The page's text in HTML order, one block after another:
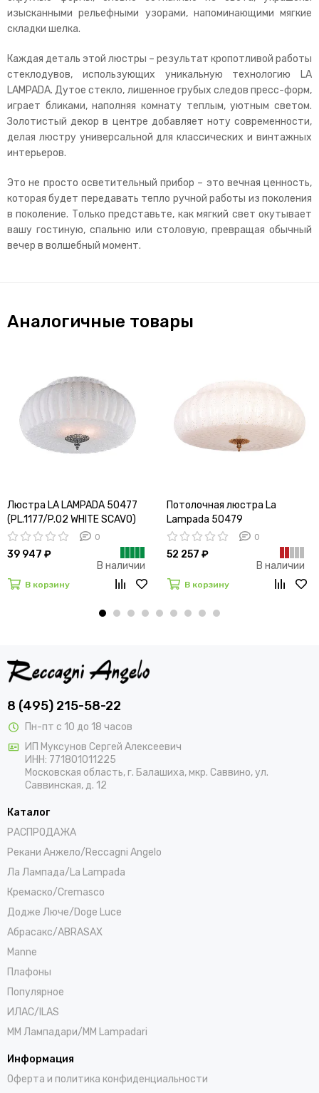
изысканными рельефными узорами, напоминающими мягкие
складки шелка.
Каждая деталь этой люстры – результат кропотливой работы
стеклодувов, использующих уникальную технологию LA
LAMPADA. Дутое стекло, лишенное грубых следов пресс-форм,
играет бликами, наполняя комнату теплым, уютным светом.
Золотистый декор в центре добавляет ноту современности,
делая люстру универсальной для классических и винтажных
интерьеров.
Это не просто осветительный прибор – это вечная ценность,
которая будет передавать тепло ручной работы из поколения
в поколение. Только представьте, как мягкий свет окутывает
вашу гостиную, спальню или столовую, превращая обычный
вечер в волшебный момент.
Аналогичные товары
Люстра LA LAMPADA 50477
(PL.1177/P.02 WHITE SCAVO)
0
39 947 ₽
В наличии
В корзину
Потолочная люстра La
Lampada 50479
0
52 257 ₽
В наличии
В корзину
8 (495) 215-58-22
Пн-пт с 10 до 18 часов
ИП Муксунов Сергей Алексеевич
ИНН: 771801011225
Московская область, г. Балашиха, мкр. Саввино, ул.
Саввинская, д. 12
Каталог
РАСПРОДАЖА
Рекани Анжело/Reccagni Angelo
Ла Лампада/La Lampada
Кремаско/Cremasco
Додже Люче/Doge Luce
Абрасакс/ABRASAX
Manne
Плафоны
Популярное
ИЛАС/ILAS
ММ Лампадари/MM Lampadari
Информация
Оферта и политика конфиденциальности